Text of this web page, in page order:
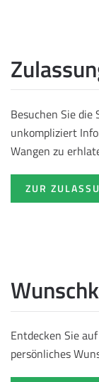
Besuchen Sie
unkompliziert
Wangen zu
ZUR
Entdecken Sie
persönliches